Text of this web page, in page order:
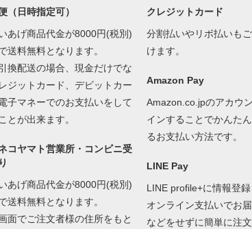
（日時指定可）
あげ商品代金が8000円(税別)
送料無料となります。
換配送の場合、現金だけでな
ジットカード、デビットカー
子マネーでのお支払いをして
とが出来ます。
コヤマト営業所・コンビニ受
あげ商品代金が8000円(税別)
送料無料となります。
面でご注文者様の住所をもと
クレジットカード
分割払いやリボ払いも
けます。
Amazon Pay
Amazon.co.jpのアカウ
インすることでかんた
るお支払い方法です。
LINE Pay
LINE profile+に情報登録
オンライン支払いでお
などをせずに簡単に注